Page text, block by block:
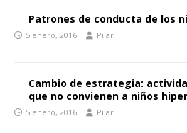
Patrones de conducta de los
5 enero, 2016 Pilar
Cambio de estrategia:
que no convienen a niños
5 enero, 2016 Pilar